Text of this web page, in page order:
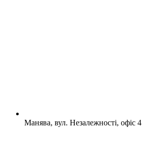
Манява, вул. Незалежності, офіс 4